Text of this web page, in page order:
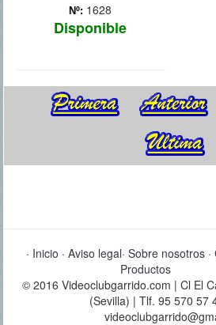
Nº: 1628
Disponible
· Inicio · Aviso legal· Sobre nosotros·
Productos
© 2016 Videoclubgarrido.com | Cl El
(Sevilla) | Tlf. 95 570 57